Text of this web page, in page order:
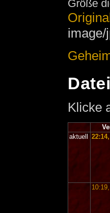
Größe
image/
Klicke
aktuell